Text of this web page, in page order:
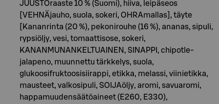
JUUSTOraaste 10 % (Suomi), hiiva, leipäseos
[VEHNÄjauho, suola, sokeri, OHRAmallas], täyte
[Kananrinta (20 %), pekonirouhe (16 %), ananas, sipuli,
rypsiöljy, vesi, tomaattisose, sokeri,
KANANMUNANKELTUAINEN, SINAPPI, chipotle-
jalapeno, muunnettu tärkkelys, suola,
glukoosifruktoosisiirappi, etikka, melassi, viinietikka,
mausteet, valkosipuli, SOIJAöljy, aromi, savuaromi,
happamuudensäätöaineet (E260, E330),